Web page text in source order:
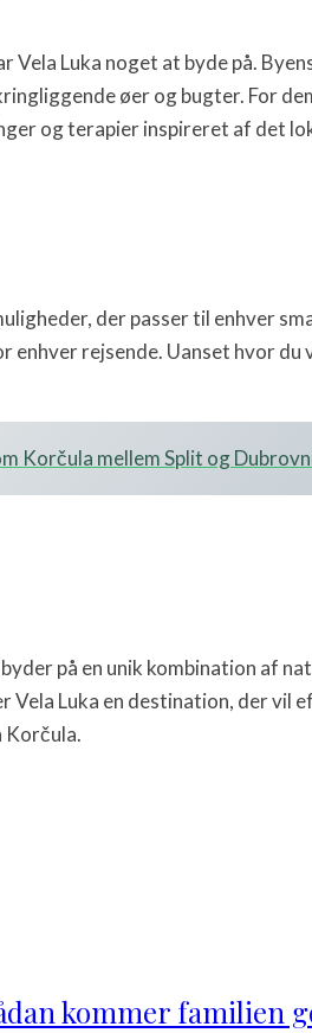
Vela Luka noget at byde på.
øer og bugter. For
og terapier inspireret af det
der passer til enhver
enhver rejsende. Uanset hvor
Korčula mellem Split og
på en unik kombination af
Vela Luka en destination, der
Korčula.
kommer familien